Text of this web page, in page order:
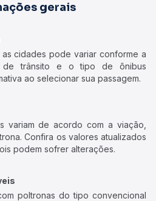
gerais
cidades pode variar conforme a
de trânsito e o tipo de ônibus
ao selecionar sua passagem.
variam de acordo com a viação,
Confira os valores atualizados
podem sofrer alterações.
poltronas do tipo convencional